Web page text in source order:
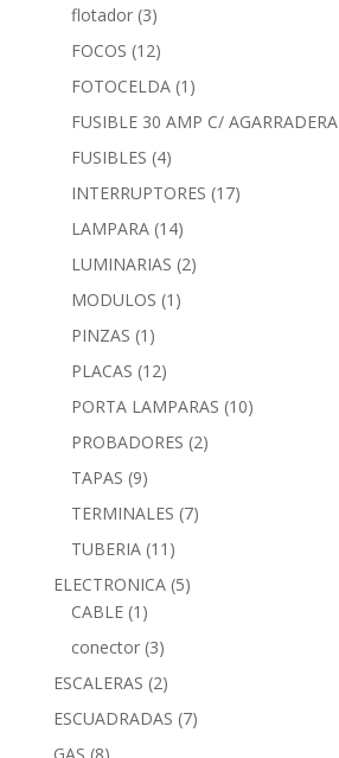
flotador (3)
FOCOS (12)
FOTOCELDA (1)
FUSIBLE 30 AMP C/ AGARRADERA
FUSIBLES (4)
INTERRUPTORES (17)
LAMPARA (14)
LUMINARIAS (2)
MODULOS (1)
PINZAS (1)
PLACAS (12)
PORTA LAMPARAS (10)
PROBADORES (2)
TAPAS (9)
TERMINALES (7)
TUBERIA (11)
ELECTRONICA (5)
CABLE (1)
conector (3)
ESCALERAS (2)
ESCUADRADAS (7)
GAS (8)